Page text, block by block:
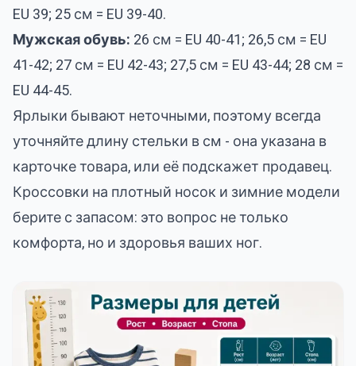
EU 39; 25 см = EU 39-40.
Мужская обувь: 26 см = EU 40-41; 26,5 см = EU
41-42; 27 см = EU 42-43; 27,5 см = EU 43-44; 28 см =
EU 44-45.
Ярлыки бывают неточными, поэтому всегда
уточняйте длину стельки в см - она указана в
карточке товара, или её подскажет продавец.
Кроссовки на плотный носок и зимние модели
берите с запасом: это вопрос не только
комфорта, но и здоровья ваших ног.